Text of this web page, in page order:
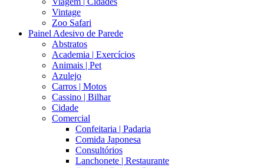
Vintage
Zoo Safari
Painel Adesivo de Parede
Abstratos
Academia | Exercícios
Animais | Pet
Azulejo
Carros | Motos
Cassino | Bilhar
Cidade
Comercial
Confeitaria | Padaria
Comida Japonesa
Consultórios
Lanchonete | Restaurante